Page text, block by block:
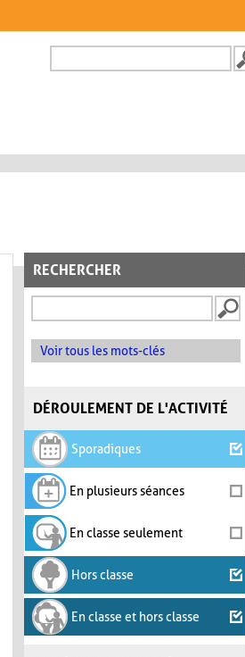
FORMULAIRE DE
RECHERCHER
Voir tous les mots-clés
DÉROULEMENT DE L'ACTIVITÉ
Sporadiques
En plusieurs séances
En classe seulement
Hors classe
En classe et hors classe